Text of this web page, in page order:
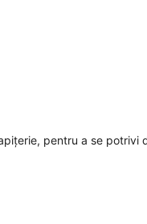
pentru a se potrivi